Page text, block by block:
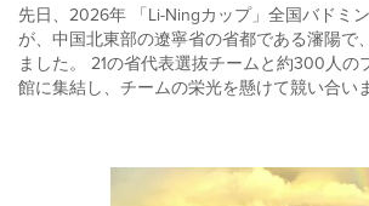
先日、2026年 「Li-Ningカップ」全国バドミ
が、中国北東部の遼寧省の省都である瀋陽で
ました。 21の省代表選抜チームと約300人の
館に集結し、チームの栄光を懸けて競い合い